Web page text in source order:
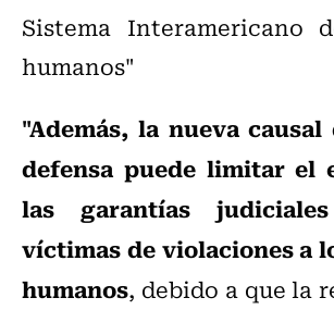
Sistema Interamericano
humanos"
"Además, la nueva
defensa puede limitar el
las garantías
víctimas de violaciones a
humanos, debido a que la